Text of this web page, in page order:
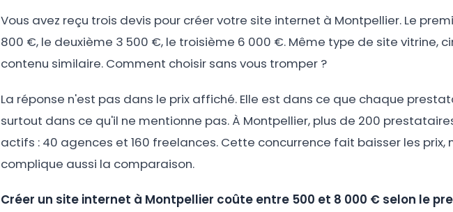
Vous avez reçu trois devis pour créer votre site internet à Montpellier. Le
800 €, le deuxième 3 500 €, le troisième 6 000 €. Même type de site vitrine,
contenu similaire. Comment choisir sans vous tromper ?
La réponse n'est pas dans le prix affiché. Elle est dans ce que chaque
surtout dans ce qu'il ne mentionne pas. À Montpellier, plus de 200
actifs : 40 agences et 160 freelances. Cette concurrence fait baisser les prix,
complique aussi la comparaison.
Créer un site internet à Montpellier coûte entre 500 et 8 000 € selon le